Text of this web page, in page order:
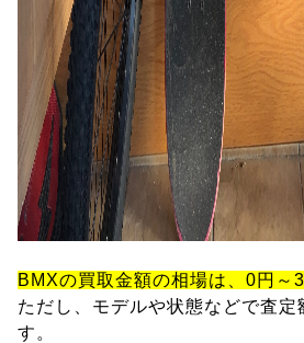
BMXの買取金額の相場は、0円～
ただし、モデルや状態などで査定
す。